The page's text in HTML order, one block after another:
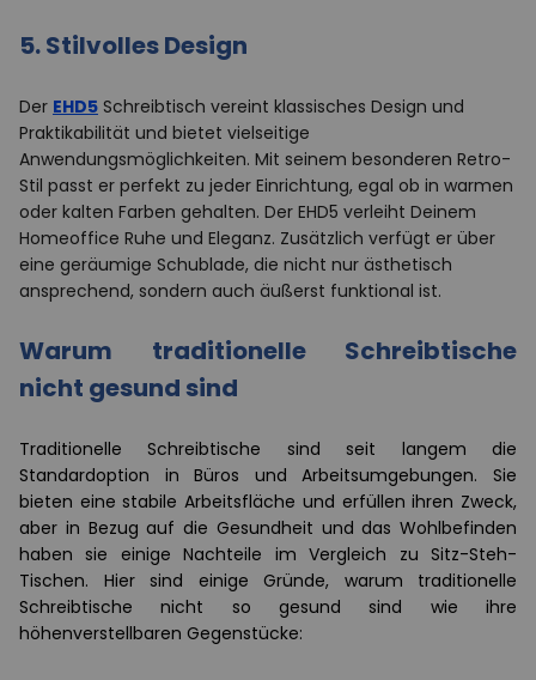
5.Stilvolles Design
Der EHD5 Schreibtisch vereint klassisches Design und
Praktikabilität und bietet vielseitige
Anwendungsmöglichkeiten. Mit seinem besonderen Retro-
Stil passt er perfekt zu jeder Einrichtung, egal ob in warmen
oder kalten Farben gehalten. Der EHD5 verleiht Deinem
Homeoffice Ruhe und Eleganz. Zusätzlich verfügt er über
eine geräumige Schublade, die nicht nur ästhetisch
ansprechend, sondern auch äußerst funktional ist.
Warum traditionelle Schreibtische
nicht gesund sind
Traditionelle Schreibtische sind seit langem die
Standardoption in Büros und Arbeitsumgebungen. Sie
bieten eine stabile Arbeitsfläche und erfüllen ihren Zweck,
aber in Bezug auf die Gesundheit und das Wohlbefinden
haben sie einige Nachteile im Vergleich zu Sitz-Steh-
Tischen. Hier sind einige Gründe, warum traditionelle
Schreibtische nicht so gesund sind wie ihre
höhenverstellbaren Gegenstücke: